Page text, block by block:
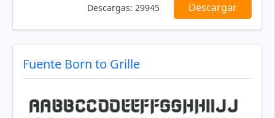
Descargas: 29945 Descargar
Fuente Born to Grille